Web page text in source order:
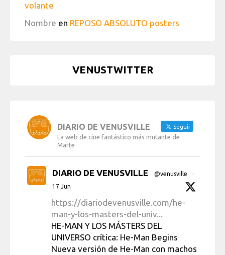
volante
Nombre en REPOSO ABSOLUTO posters
VENUSTWITTER
DIARIO DE VENUSVILLE Seguir
La web de cine fantástico más mutante de
Marte
DIARIO DE VENUSVILLE @venusville
·
17 Jun
https://diariodevenusville.com/he-
man-y-los-masters-del-univ...
HE-MAN Y LOS MÁSTERS DEL
UNIVERSO crítica: He-Man Begins
Nueva versión de He-Man con machos